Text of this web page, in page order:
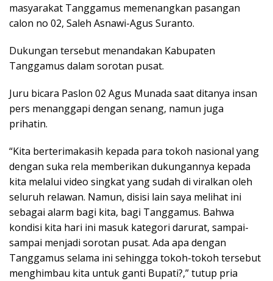
masyarakat Tanggamus memenangkan pasangan
calon no 02, Saleh Asnawi-Agus Suranto.
Dukungan tersebut menandakan Kabupaten
Tanggamus dalam sorotan pusat.
Juru bicara Paslon 02 Agus Munada saat ditanya insan
pers menanggapi dengan senang, namun juga
prihatin.
“Kita berterimakasih kepada para tokoh nasional yang
dengan suka rela memberikan dukungannya kepada
kita melalui video singkat yang sudah di viralkan oleh
seluruh relawan. Namun, disisi lain saya melihat ini
sebagai alarm bagi kita, bagi Tanggamus. Bahwa
kondisi kita hari ini masuk kategori darurat, sampai-
sampai menjadi sorotan pusat. Ada apa dengan
Tanggamus selama ini sehingga tokoh-tokoh tersebut
menghimbau kita untuk ganti Bupati?,” tutup pria